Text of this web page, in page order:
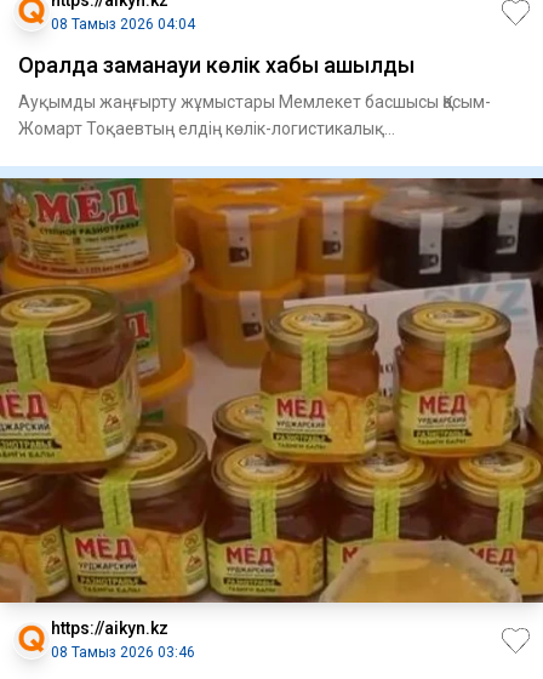
08 Тамыз 2026 04:04
Оралда заманауи көлік хабы ашылды
Ауқымды жаңғырту жұмыстары Мемлекет басшысы Қасым-
Жомарт Тоқаевтың елдің көлік-логистикалық
https://aikyn.kz
08 Тамыз 2026 03:46